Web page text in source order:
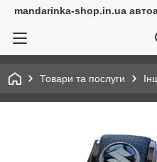
mandarinka-shop.in.ua
Товари та послуги